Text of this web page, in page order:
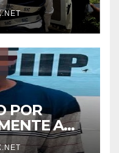
DE
POR
A
DE IDADE